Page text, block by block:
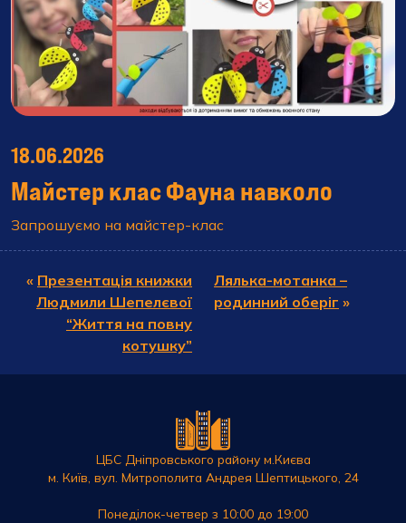
18.06.2026
Майстер клас Фауна навколо
Запрошуємо на майстер-клас
« Презентація книжки
Людмили Шепелєвої
“Життя на повну
котушку”
Лялька-мотанка –
родинний оберіг »
ЦБС Дніпровського району м.Києва
м. Київ, вул. Митрополита Андрея Шептицького, 24
Понеділок-четвер з 10:00 до 19:00